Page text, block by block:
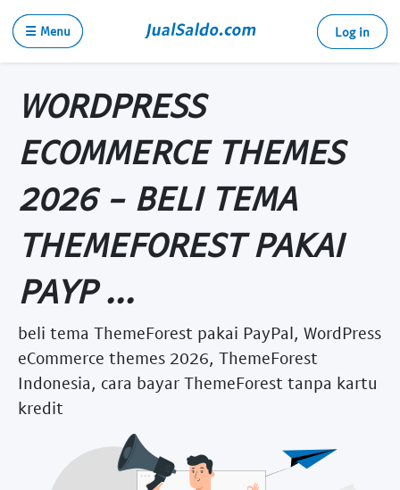
☰ Menu Log in
WORDPRESS
ECOMMERCE THEMES
2026 - BELI TEMA
THEMEFOREST PAKAI
PAYP ...
beli tema ThemeForest pakai PayPal, WordPress
eCommerce themes 2026, ThemeForest
Indonesia, cara bayar ThemeForest tanpa kartu
kredit